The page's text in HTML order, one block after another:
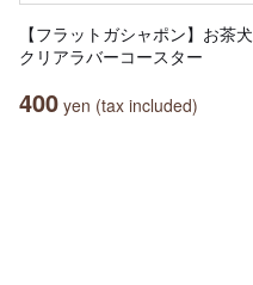
【フラットガシャポン】お茶犬
クリアラバーコースター
400 yen (tax included)